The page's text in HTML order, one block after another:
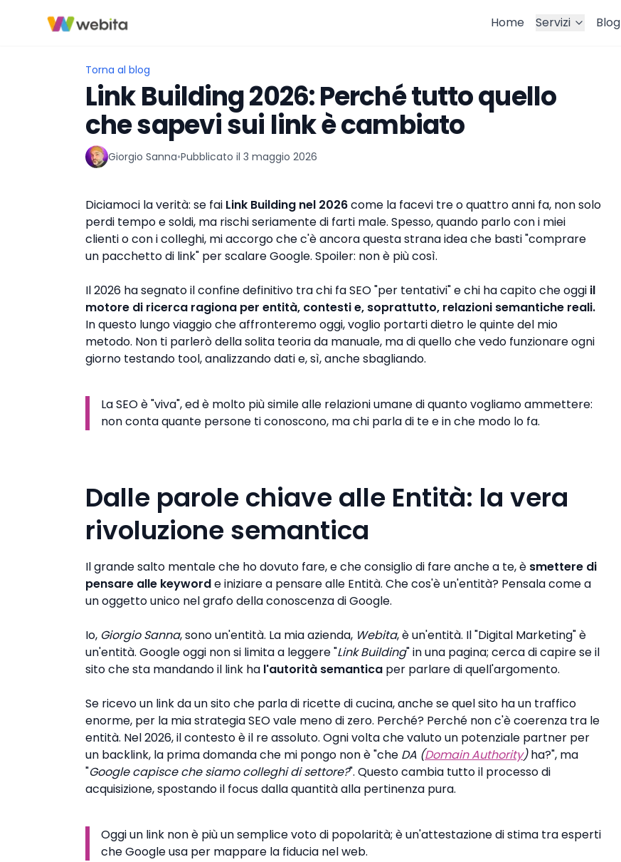
Home Servizi Blog
Torna al blog
Link Building 2026: Perché tutto quello
che sapevi sui link è cambiato
Giorgio Sanna•Pubblicato il 3 maggio 2026
▶
Diciamoci la verità: se fai Link Building nel 2026come la facevi tre o quattro anni fa, non solo
perdi tempo e soldi, ma rischi seriamente di farti male. Spesso, quando parlo con i miei
clienti o con i colleghi, mi accorgo che c'è ancora questa strana idea che basti "comprare
un pacchetto di link" per scalare Google. Spoiler: non è più così.
Il 2026 ha segnato il confine definitivo tra chi fa SEO "per tentativi" e chi ha capito che oggi il
motore di ricerca ragiona per entità, contesti e, soprattutto, relazioni semantiche reali.
In questo lungo viaggio che affronteremo oggi, voglio portarti dietro le quinte del mio
metodo. Non ti parlerò della solita teoria da manuale, ma di quello che vedo funzionare ogni
giorno testando tool, analizzando dati e, sì, anche sbagliando.
La SEO è "viva", ed è molto più simile alle relazioni umane di quanto vogliamo ammettere:
non conta quante persone ti conoscono, ma chi parla di te e in che modo lo fa.
Dalle parole chiave alle Entità: la vera
rivoluzione semantica
Il grande salto mentale che ho dovuto fare, e che consiglio di fare anche a te, è smettere di
pensare alle keyworde iniziare a pensare alle Entità. Che cos'è un'entità? Pensala come a
un oggetto unico nel grafo della conoscenza di Google.
Io, Giorgio Sanna, sono un'entità. La mia azienda, Webita, è un'entità. Il "Digital Marketing" è
un'entità. Google oggi non si limita a leggere "Link Building" in una pagina; cerca di capire se il
sito che sta mandando il link ha l'autorità semantica per parlare di quell'argomento.
Se ricevo un link da un sito che parla di ricette di cucina, anche se quel sito ha un traffico
enorme, per la mia strategia SEO vale meno di zero. Perché? Perché non c'è coerenza tra le
entità. Nel 2026, il contesto è il re assoluto. Ogni volta che valuto un potenziale partner per
un backlink, la prima domanda che mi pongo non è "che DA (Domain Authority)ha?", ma
"Google capisce che siamo colleghi di settore?". Questo cambia tutto il processo di
acquisizione, spostando il focus dalla quantità alla pertinenza pura.
Oggi un link non è più un semplice voto di popolarità; è un'attestazione di stima tra esperti
che Google usa per mappare la fiducia nel web.